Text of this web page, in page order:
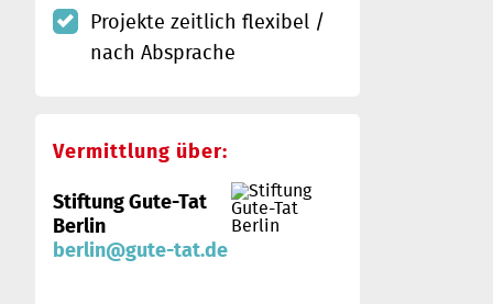
Projekte zeitlich flexibel /
nach Absprache
Vermittlung über:
Stiftung Gute-Tat
Berlin
berlin@gute-tat.de